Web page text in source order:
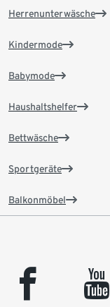
Herrenunterwäsche
Kindermode
Babymode
Haushaltshelfer
Bettwäsche
Sportgeräte
Balkonmöbel
facebook youtube